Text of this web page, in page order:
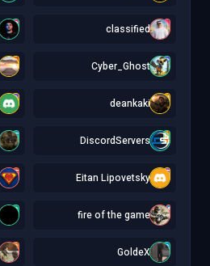
c
classified
C
C
Cyber_Ghost
D
d
deankaki
D
D
DiscordServers
E
E
Eitan Lipovetsky
E
f
fire of the game
G
G
GoldeX
G